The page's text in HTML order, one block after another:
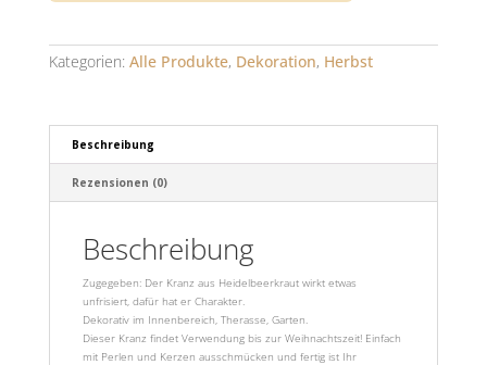
Kategorien: Alle Produkte, Dekoration, Herbst
Beschreibung
Rezensionen (0)
Beschreibung
Zugegeben: Der Kranz aus Heidelbeerkraut wirkt etwas
unfrisiert, dafür hat er Charakter.
Dekorativ im Innenbereich, Therasse, Garten.
Dieser Kranz findet Verwendung bis zur Weihnachtszeit! Einfach
mit Perlen und Kerzen ausschmücken und fertig ist Ihr